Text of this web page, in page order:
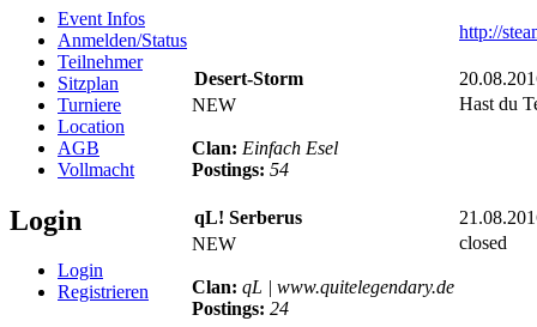
Event Infos
Anmelden/Status
Teilnehmer
Sitzplan
Turniere
Location
AGB
Vollmacht
Login
Login
Registrieren
http://
Desert-Storm
NEW
Clan: Einfach Esel
Postings: 54
Hast du
qL! Serberus
NEW
Clan: qL | www.quitelegendary.de
Postings: 24
closed